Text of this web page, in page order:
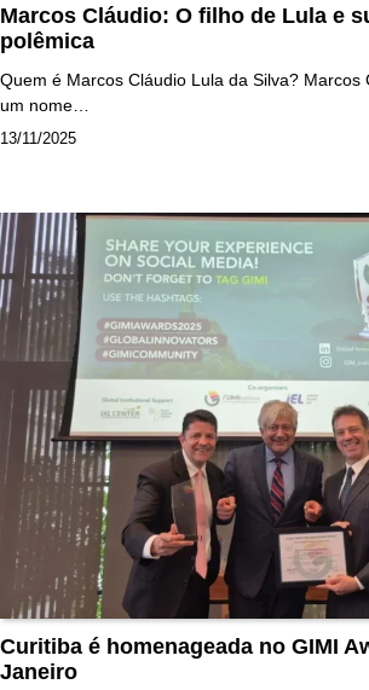
Marcos Cláudio: O filho de Lula e
polêmica
Quem é Marcos Cláudio Lula da Silva? Marcos
um nome…
13/11/2025
Curitiba é homenageada no GIMI
Janeiro